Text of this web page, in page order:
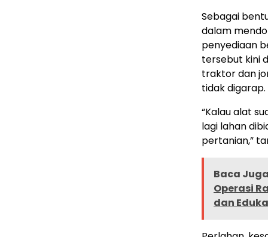
Sebagai
dalam
penyediaan
tersebut kini
traktor dan
tidak digarap.
“Kalau alat
lagi lahan
pertanian,”
Baca
Operasi
dan